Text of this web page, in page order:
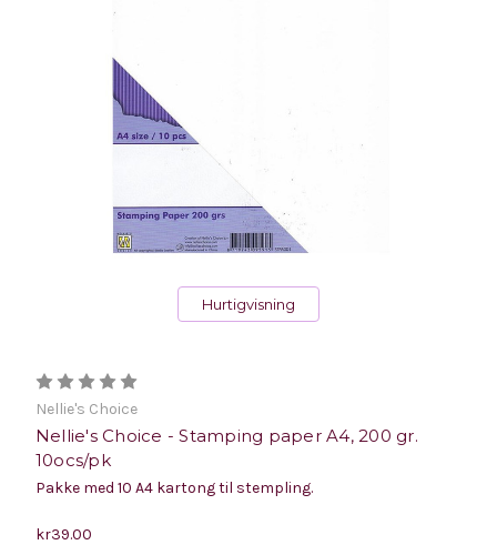
Hurtigvisning
Nellie's Choice
Nellie's Choice - Stamping paper A4, 200 gr.
10ocs/pk
Pakke med 10 A4 kartong til stempling.
kr39.00